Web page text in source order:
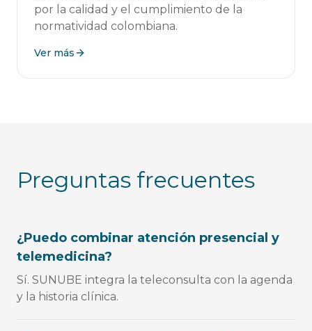
por la calidad y el cumplimiento de la
normatividad colombiana.
Ver más
Preguntas frecuentes
¿Puedo combinar atención presencial y
telemedicina?
Sí. SUNUBE integra la teleconsulta con la agenda
y la historia clínica.